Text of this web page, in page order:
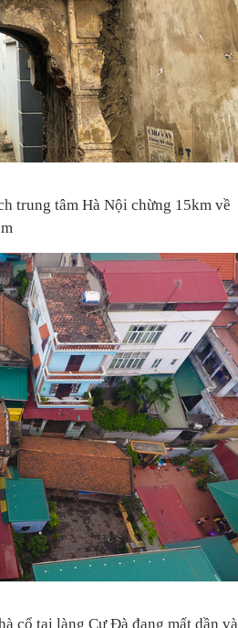
trung tâm Hà Nội chừng 15km về
cổ tại làng Cự Đà đang mất dần và